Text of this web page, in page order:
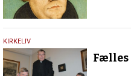
1.
februar
2017
KIRKELIV
Fælles